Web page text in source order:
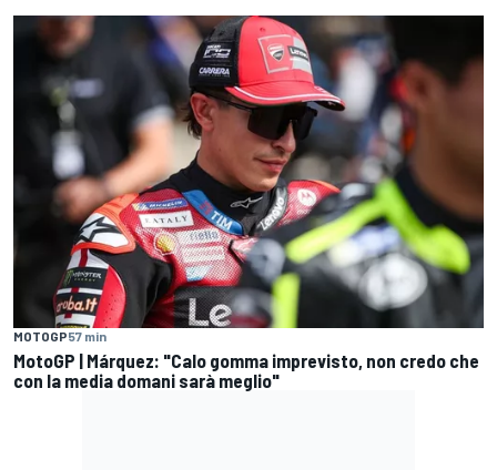
MOTOGP57 min
MotoGP | Márquez: "Calo gomma imprevisto, non credo che
con la media domani sarà meglio"